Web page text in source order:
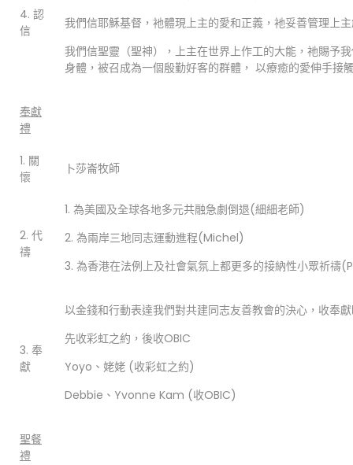
4. 認
信
我們信耶穌基督，衪體現上主的愛和正義，衪妥善管理上
我們信聖靈（聖神），上主在世界上作工的大能，祂賜予
身體，被召成為一個殷勤好客的群體， 以療癒的愛伸手
奉獻
禮
1. 關
懷
卜莎崙牧師
2. 代
禱
1. 為美國及全球各地多元共融急劇倒退(細細老師)
2. 為兩岸三地同志運動進程(Michel)
3. 為香港在法例上及社會氣氛上都更多的接納性小眾祈禱
3. 奉
獻
以金錢和行動表達我們對共建同志友善教會的決心，收
先收彩虹之約，後收OBIC
Yoyo、姥姥 (收彩虹之約)
Debbie、Yvonne Kam (收OBIC)
聖餐
禮